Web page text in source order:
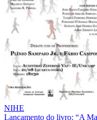
NIHE
Lançamento do livro: “A